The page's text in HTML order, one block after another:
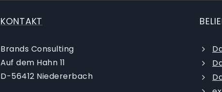
KONTAKT
Brands Consulting
Auf dem Hahn 11
D-56412 Niedererbach